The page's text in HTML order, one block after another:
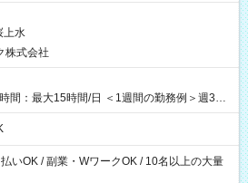
上水
株式会社
間：最大15時間/日 ＜1週間の勤務例＞週3回
み：火・木・土・日 好きな時にお仕事
いOK / 副業・WワークOK / 10名以上の大量